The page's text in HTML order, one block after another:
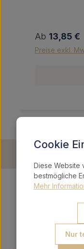
Regulärer
Ab 13,85 €
Preise exkl.
Cookie
Diese Website
bestmögliche
Mehr
Nur